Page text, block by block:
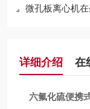
微孔板离心机
详细介绍 在
六氟化硫便携